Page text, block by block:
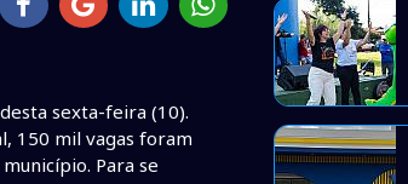
sexta-feira (10).
150 mil vagas foram
Para se